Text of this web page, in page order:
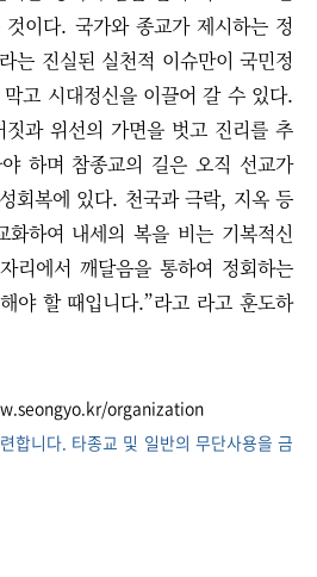
이다. 국가와 종교가 제시하는 정
는 진실된 실천적 이슈만이 국민정
고 시대정신을 이끌어 갈 수 있다.
과 위선의 가면을 벗고 진리를 추
하며 참종교의 길은 오직 선교가
회복에 있다. 천국과 극락, 지옥 등
하여 내세의 복을 비는 기복적신
리에서 깨달음을 통하여 정회하는
야 할 때입니다.”라고 라고 훈도하
organization
합니다. 타종교 및 일반의 무단사용을 금